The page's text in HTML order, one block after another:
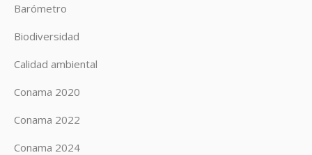
Barómetro
Biodiversidad
Calidad ambiental
Conama 2020
Conama 2022
Conama 2024